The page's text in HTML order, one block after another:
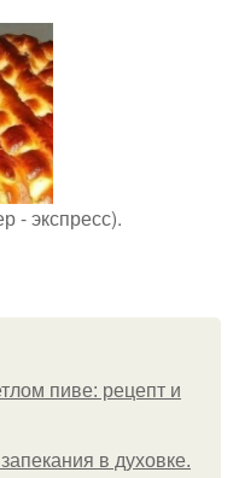
- экспресс).
пиве: рецепт и
в духовке.